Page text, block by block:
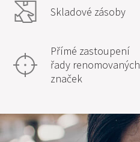
Skladové zásoby
Přímé zastoupení
řady renomovaných
značek